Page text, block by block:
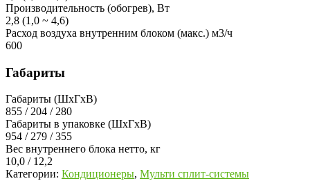
Производительность (обогрев), Вт
2,8 (1,0 ~ 4,6)
Расход воздуха внутренним блоком (макс.) м3/ч
600
Габариты
Габариты (ШхГхВ)
855 / 204 / 280
Габариты в упаковке (ШхГхВ)
954 / 279 / 355
Вес внутреннего блока нетто, кг
10,0 / 12,2
Категории: Кондиционеры, Мульти сплит-системы